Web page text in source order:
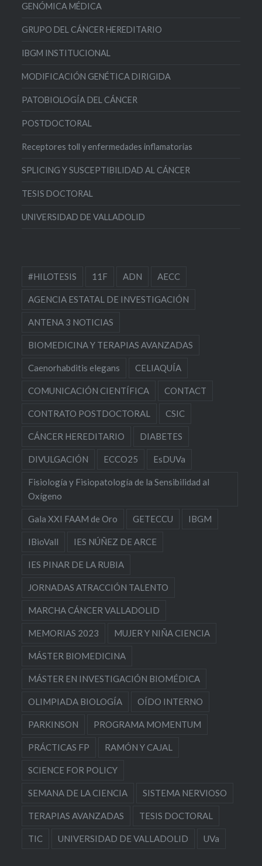
GENÓMICA MÉDICA
GRUPO DEL CÁNCER HEREDITARIO
IBGM INSTITUCIONAL
MODIFICACIÓN GENÉTICA DIRIGIDA
PATOBIOLOGÍA DEL CÁNCER
POSTDOCTORAL
Receptores toll y enfermedades inflamatorias
SPLICING Y SUSCEPTIBILIDAD AL CÁNCER
TESIS DOCTORAL
UNIVERSIDAD DE VALLADOLID
#HILOTESIS 11F ADN AECC
AGENCIA ESTATAL DE INVESTIGACIÓN
ANTENA 3 NOTICIAS
BIOMEDICINA Y TERAPIAS AVANZADAS
Caenorhabditis elegans CELIAQUÍA
COMUNICACIÓN CIENTÍFICA CONTACT
CONTRATO POSTDOCTORAL CSIC
CÁNCER HEREDITARIO DIABETES
DIVULGACIÓN ECCO25 EsDUVa
Fisiología y Fisiopatología de la Sensibilidad al
Oxígeno
Gala XXI FAAM de Oro GETECCU IBGM
IBioVall IES NÚÑEZ DE ARCE
IES PINAR DE LA RUBIA
JORNADAS ATRACCIÓN TALENTO
MARCHA CÁNCER VALLADOLID
MEMORIAS 2023 MUJER Y NIÑA CIENCIA
MÁSTER BIOMEDICINA
MÁSTER EN INVESTIGACIÓN BIOMÉDICA
OLIMPIADA BIOLOGÍA OÍDO INTERNO
PARKINSON PROGRAMA MOMENTUM
PRÁCTICAS FP RAMÓN Y CAJAL
SCIENCE FOR POLICY
SEMANA DE LA CIENCIA SISTEMA NERVIOSO
TERAPIAS AVANZADAS TESIS DOCTORAL
TIC UNIVERSIDAD DE VALLADOLID UVa